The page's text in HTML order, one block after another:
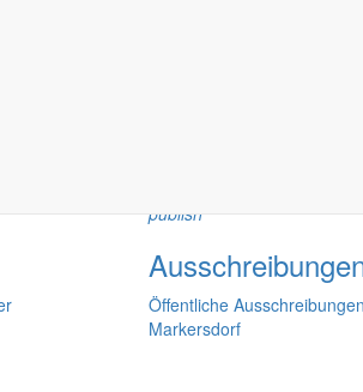
und Belange der Region und des Lebens
publish
Öffentliche
Markersdorf